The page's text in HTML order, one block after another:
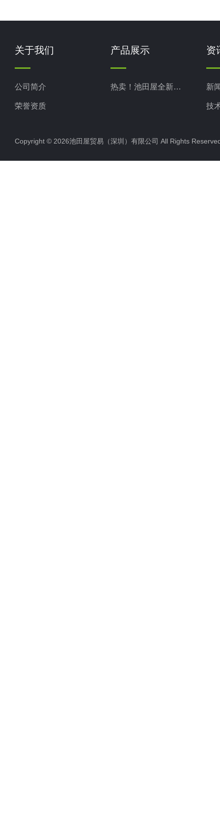
关于我们
公司简介
荣誉资质
产品展示
热卖！池田屋全新现货
资
新
技
Copyright © 2026池田屋贸易（深圳）有限公司 All Rights